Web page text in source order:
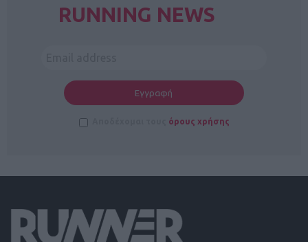
RUNNING NEWS
όρους χρήσης